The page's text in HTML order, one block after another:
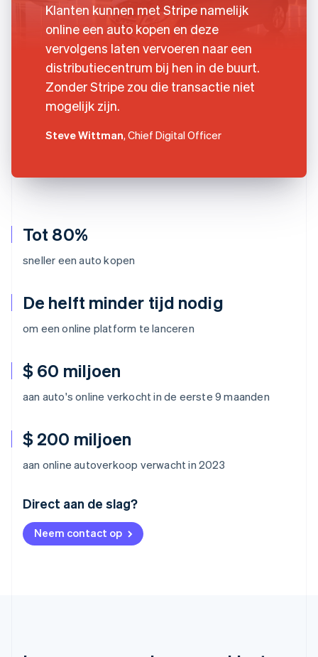
Tot 80%
sneller een auto kopen
De helft minder tijd nodig
om een online platform te lanceren
$ 60 miljoen
aan auto's online verkocht in de eerste 9 maanden
$ 200 miljoen
aan online autoverkoop verwacht in 2023
Direct aan de slag?
Neem contact op
Klanten kunnen met Stripe namelijk
online een auto kopen en deze
vervolgens laten vervoeren naar een
distributiecentrum bij hen in de buurt.
Zonder Stripe zou die transactie niet
mogelijk zijn.
Steve Wittman, Chief Digital Officer
Australië
English
België
NederlandsFrançais Deutsch